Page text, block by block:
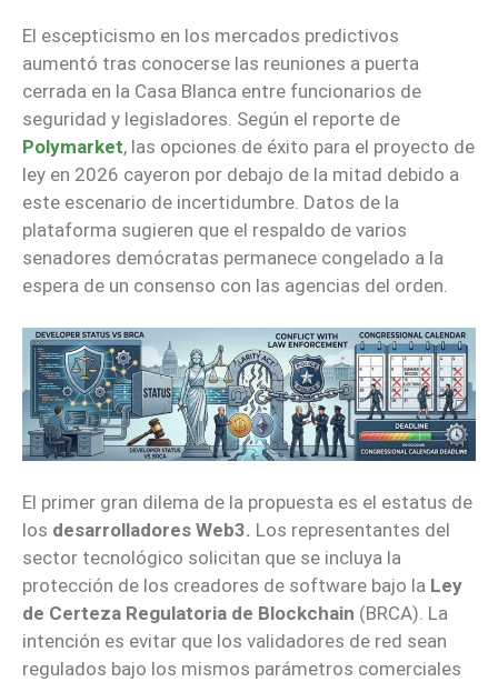
El escepticismo en los mercados predictivos
aumentó tras conocerse las reuniones a puerta
cerrada en la Casa Blanca entre funcionarios de
seguridad y legisladores. Según el reporte de
Polymarket, las opciones de éxito para el proyecto de
ley en 2026 cayeron por debajo de la mitad debido a
este escenario de incertidumbre. Datos de la
plataforma sugieren que el respaldo de varios
senadores demócratas permanece congelado a la
espera de un consenso con las agencias del orden.
El primer gran dilema de la propuesta es el estatus de
los desarrolladores Web3. Los representantes del
sector tecnológico solicitan que se incluya la
protección de los creadores de software bajo la Ley
de Certeza Regulatoria de Blockchain (BRCA). La
intención es evitar que los validadores de red sean
regulados bajo los mismos parámetros comerciales